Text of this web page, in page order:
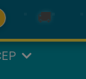
🚚